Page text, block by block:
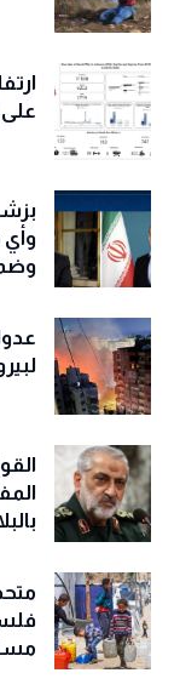
على لبنان